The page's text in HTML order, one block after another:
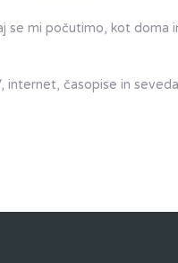
se mi počutimo, kot doma
internet, časopise in